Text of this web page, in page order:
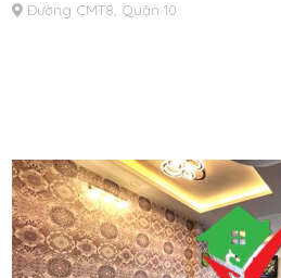
Đường CMT8, Quận 10